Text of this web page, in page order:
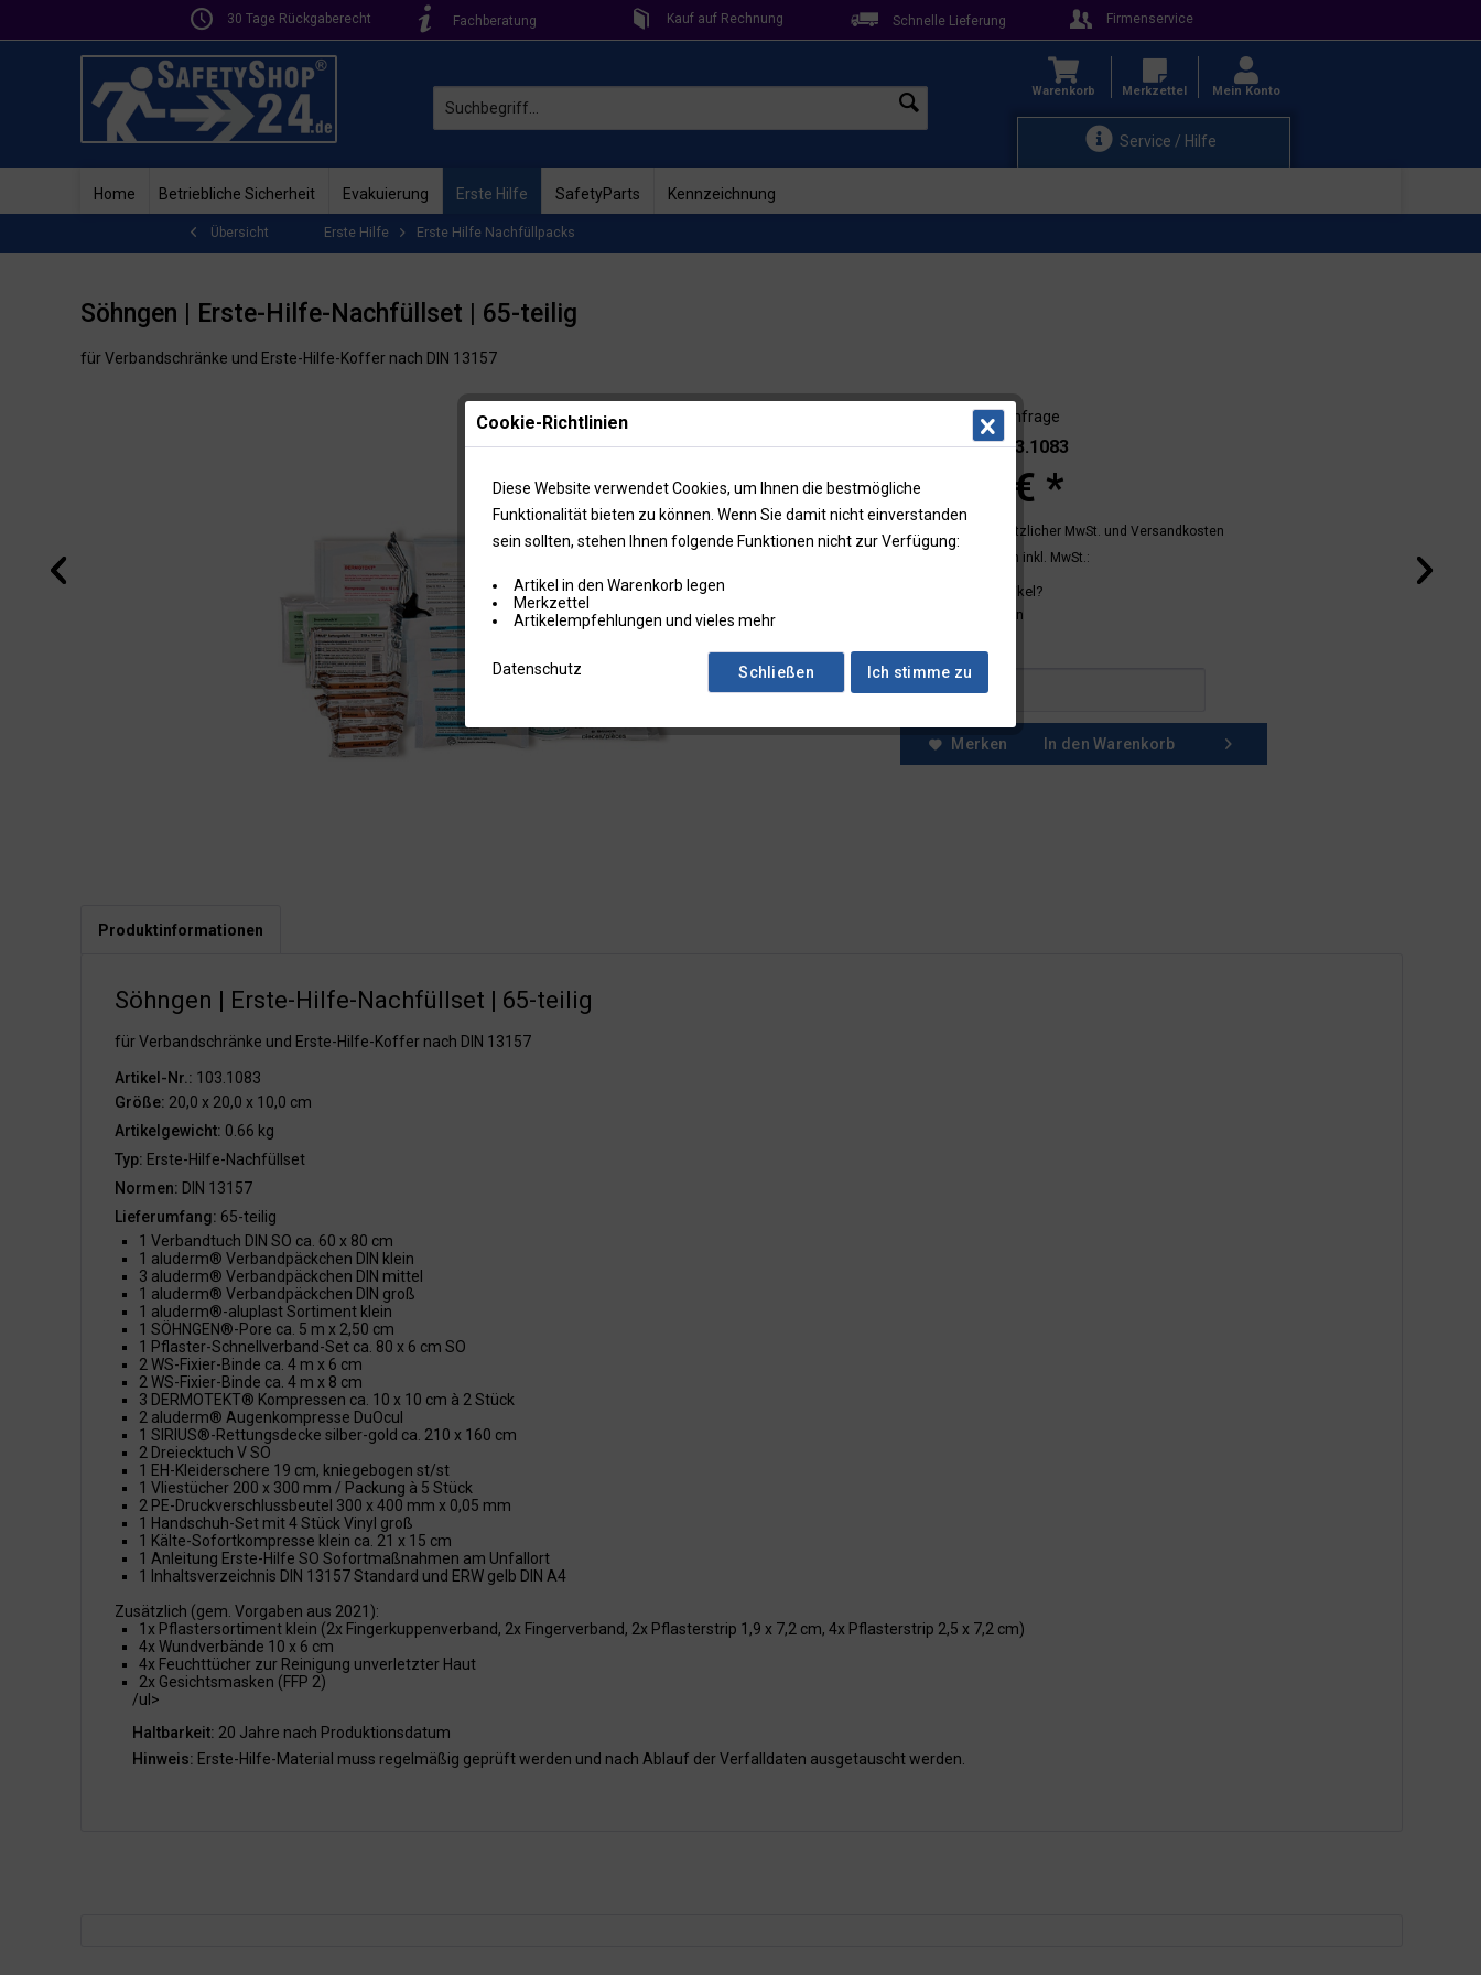
30 Tage Rückgaberecht Fachberatung Kauf auf Rechnung Schnelle Lieferung Firmenservice
Service / Hilfe
Warenkorb Merkzettel Mein Konto
Home Betriebliche Sicherheit Evakuierung Erste Hilfe SafetyParts Kennzeichnung
Übersicht Erste Hilfe Erste Hilfe Nachfüllpacks
Söhngen | Erste-Hilfe-Nachfüllset | 65-teilig
für Verbandschränke und Erste-Hilfe-Koffer nach DIN 13157
Lieferzeit: auf Anfrage
Artikel-Nr.: 103.1083
19,10 € *
* Preise zzgl. gesetzlicher MwSt. und Versandkosten
Preise in Klammern inkl. MwSt.:
Fragen zum Artikel?
Faxbestellschein
Menge:
Merken In den Warenkorb
Produktinformationen
Söhngen | Erste-Hilfe-Nachfüllset | 65-teilig
für Verbandschränke und Erste-Hilfe-Koffer nach DIN 13157
Artikel-Nr.: 103.1083
Größe: 20,0 x 20,0 x 10,0 cm
Artikelgewicht: 0.66 kg
Typ: Erste-Hilfe-Nachfüllset
Normen: DIN 13157
Lieferumfang: 65-teilig
1 Verbandtuch DIN SO ca. 60 x 80 cm
1 aluderm® Verbandpäckchen DIN klein
3 aluderm® Verbandpäckchen DIN mittel
1 aluderm® Verbandpäckchen DIN groß
1 aluderm®-aluplast Sortiment klein
1 SÖHNGEN®-Pore ca. 5 m x 2,50 cm
1 Pflaster-Schnellverband-Set ca. 80 x 6 cm SO
2 WS-Fixier-Binde ca. 4 m x 6 cm
2 WS-Fixier-Binde ca. 4 m x 8 cm
3 DERMOTEKT® Kompressen ca. 10 x 10 cm à 2 Stück
2 aluderm® Augenkompresse DuOcul
1 SIRIUS®-Rettungsdecke silber-gold ca. 210 x 160 cm
2 Dreiecktuch V SO
1 EH-Kleiderschere 19 cm, kniegebogen st/st
1 Vliestücher 200 x 300 mm / Packung à 5 Stück
2 PE-Druckverschlussbeutel 300 x 400 mm x 0,05 mm
1 Handschuh-Set mit 4 Stück Vinyl groß
1 Kälte-Sofortkompresse klein ca. 21 x 15 cm
1 Anleitung Erste-Hilfe SO Sofortmaßnahmen am Unfallort
1 Inhaltsverzeichnis DIN 13157 Standard und ERW gelb DIN A4
Zusätzlich (gem. Vorgaben aus 2021):
1x Pflastersortiment klein (2x Fingerkuppenverband, 2x Fingerverband, 2x Pflasterstrip 1,9 x 7,2 cm, 4x Pflasterstrip 2,5 x 7,2 cm)
4x Wundverbände 10 x 6 cm
4x Feuchttücher zur Reinigung unverletzter Haut
2x Gesichtsmasken (FFP 2)
/ul>
Haltbarkeit: 20 Jahre nach Produktionsdatum
Hinweis: Erste-Hilfe-Material muss regelmäßig geprüft werden und nach Ablauf der Verfalldaten ausgetauscht werden.
Cookie-Richtlinien
Diese Website verwendet Cookies, um Ihnen die bestmögliche
Funktionalität bieten zu können. Wenn Sie damit nicht einverstanden
sein sollten, stehen Ihnen folgende Funktionen nicht zur Verfügung:
Artikel in den Warenkorb legen
Merkzettel
Artikelempfehlungen und vieles mehr
Datenschutz Ich stimme zu
Schließen